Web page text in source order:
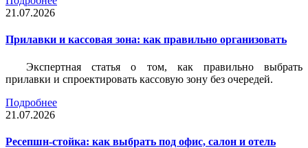
21.07.2026
Прилавки и кассовая зона: как правильно организовать
Экспертная статья о том, как правильно выбрать
прилавки и спроектировать кассовую зону без очередей.
Подробнее
21.07.2026
Ресепшн-стойка: как выбрать под офис, салон и отель